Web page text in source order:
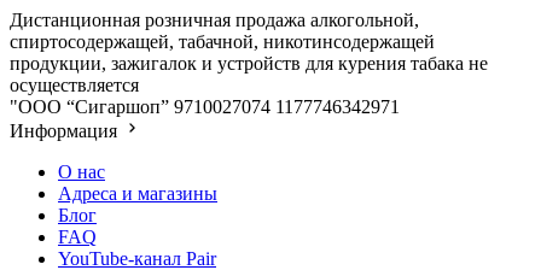
Дистанционная розничная продажа алкогольной,
спиртосодержащей, табачной, никотинсодержащей
продукции, зажигалок и устройств для курения табака не
осуществляется
"ООО “Сигаршоп” 9710027074 1177746342971
Информация
О нас
Адреса и магазины
Блог
FAQ
YouTube-канал Pair